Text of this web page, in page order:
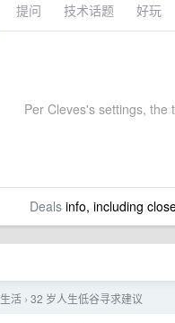
提问 技术话题 好玩
Per Cleves's settings, the
Dealsinfo, including
生活 › 32 岁人生低谷寻求建议